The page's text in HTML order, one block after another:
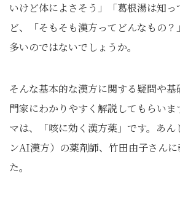
いけど体によさそう」「葛根湯は知
ど、「そもそも漢方ってどんなもの
多いのではないでしょうか。
そんな基本的な漢方に関する疑問や
門家にわかりやすく解説してもらいま
マは、「咳に効く漢方薬」です。あん
ンAI漢方）の薬剤師、竹田由子さん
た。